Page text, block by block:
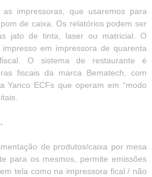
impressoras, que usaremos para
de caixa. Os relatórios podem ser
jato de tinta, laser ou matricial. O
em impressora de quarenta
O sistema de restaurante é
fiscais da marca Bematech, com
Yanco ECFs que operam em “modo
de produtos/caixa por mesa
para os mesmos, permite emissões
tela como na impressora fical / não